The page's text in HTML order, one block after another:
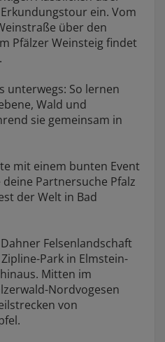
ein. Vom
über den
Pfälzer Weinsteig findet
unterwegs: So lernen
Wald und
sie gemeinsam in
mit einem bunten Event
Partnersuche Pfalz
der Welt in Bad
Felsenlandschaft
Zipline-Park in Elmstein-
Mitten im
Nordvogesen
von